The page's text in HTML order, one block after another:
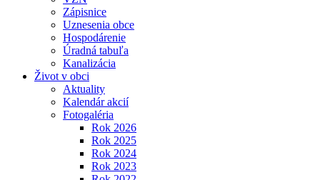
Zápisnice
Uznesenia obce
Hospodárenie
Úradná tabuľa
Kanalizácia
Život v obci
Aktuality
Kalendár akcií
Fotogaléria
Rok 2026
Rok 2025
Rok 2024
Rok 2023